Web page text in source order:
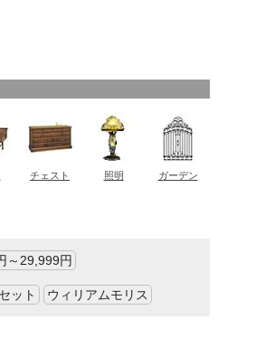
～29,999円
ット ウィリアムモリス